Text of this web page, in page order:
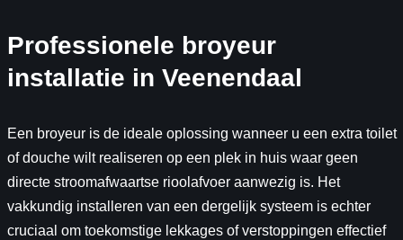
Professionele broyeur
installatie in Veenendaal
Een broyeur is de ideale oplossing wanneer u een extra toilet
of douche wilt realiseren op een plek in huis waar geen
directe stroomafwaartse rioolafvoer aanwezig is. Het
vakkundig installeren van een dergelijk systeem is echter
cruciaal om toekomstige lekkages of verstoppingen effectief